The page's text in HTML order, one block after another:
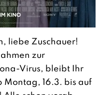
liebe Zuschauer!
zur
Virus, bleibt Ihr
Montag, 16.3. bis auf